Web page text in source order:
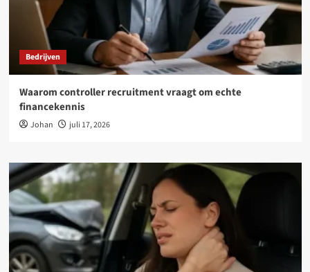
Bedrijven
Waarom controller recruitment vraagt om echte
financekennis
Johan juli 17, 2026